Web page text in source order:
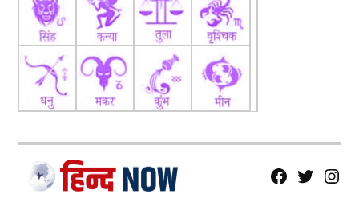
fb Tw tw